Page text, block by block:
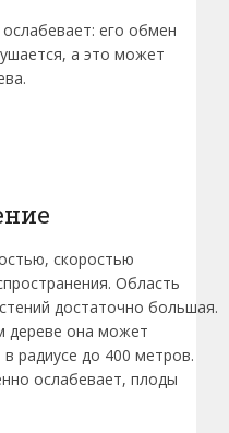
его обмен
а это может
скоростью
Область
достаточно большая.
дереве она может
радиусе до 400 метров.
ослабевает, плоды